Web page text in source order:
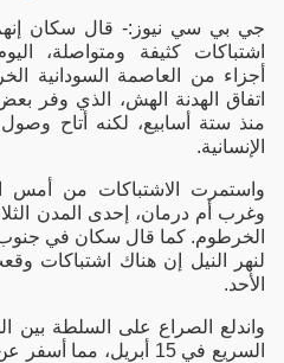
جي بي سي نيوز:- قال سكان
اشتباكات كثيفة ومتواصلة،
أجزاء من العاصمة السودانية
اتفاق الهدنة الهش، الذي وفر
منذ ستة أسابيع، لكنه أتاح
الإنسانية.
واستمرت الاشتباكات من أمس
وغرب أم درمان، إحدى المدن
الخرطوم. كما قال سكان في
لنهر النيل إن هناك اشتباكات
الأحد.
واندلع الصراع على السلطة بين
السريع في 15 أبريل،